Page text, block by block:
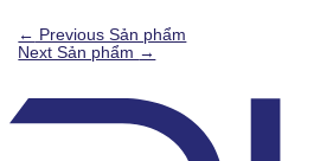
← Previous Sản phẩm
Next Sản phẩm →